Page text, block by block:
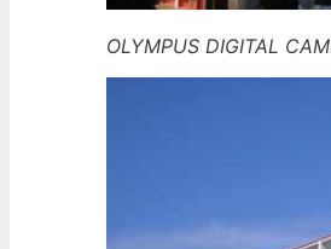
OLYMPUS DIGITAL